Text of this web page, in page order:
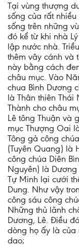
Tại vùng thượng
sống của rất
sống trên những
đó kể từ khi nhà
lập nước nhà.
thêm vây cánh và
này bằng cách
châu mục. Vào
chua Bình Dương
là Thân thiên Thái
Thành cho châu
Lê tông Thuận và
mục Thượng Oai
Tông gả công
(Tuyên Quang) là
công chúa Diên
Nguyên) là Dương
Tự Minh lại cưới
Dung. Như vậy
công sáu công
Những thủ lãnh
Dương, Lê. Điều
dòng họ ấy là
dao;